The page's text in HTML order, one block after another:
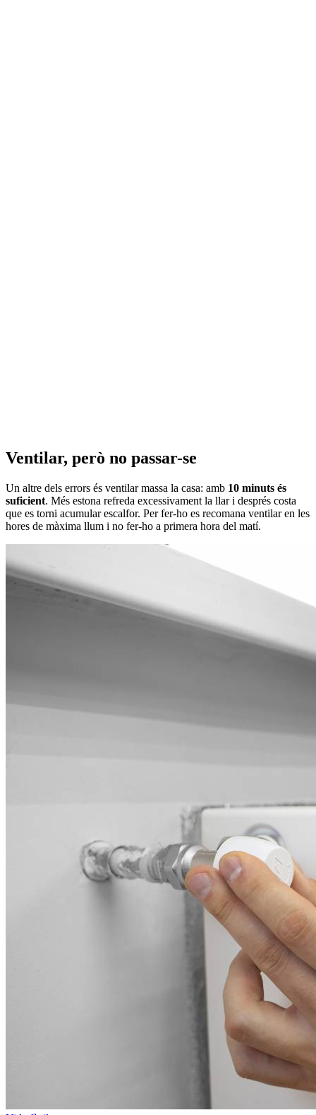
Ventilar, però no passar-se
Un altre dels errors és ventilar massa la casa: amb 10 minuts és
suficient. Més estona refreda excessivament la llar i després costa
que es torni acumular escalfor. Per fer-ho es recomana ventilar en les
hores de màxima llum i no fer-ho a primera hora del matí.